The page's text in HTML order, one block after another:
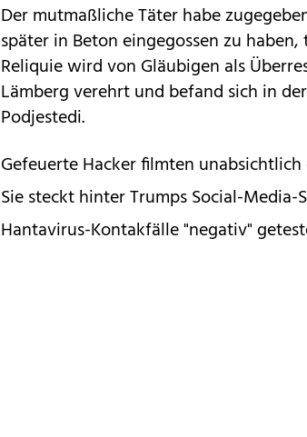
Der mutmaßliche Täter habe
später in Beton eingegossen zu
Reliquie wird von Gläubigen als
Lämberg verehrt und befand sich in
Podjestedi.
Gefeuerte Hacker filmten
Sie steckt hinter Trumps Social-Media-
Hantavirus-Kontakfälle "negativ"